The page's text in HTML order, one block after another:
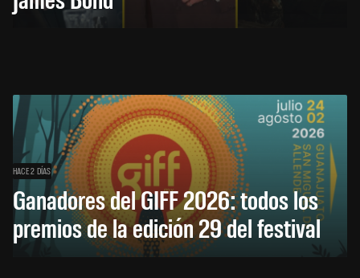
HACE 2 DÍAS
Ganadores del GIFF 2026: todos los
premios de la edición 29 del festival